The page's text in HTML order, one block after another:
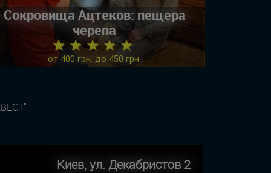
Сокровища Ацтеков: пещера
черепа
★ ★ ★ ★ ★
от 400 грн. до 450 грн.
Киев, ул. Декабристов 2